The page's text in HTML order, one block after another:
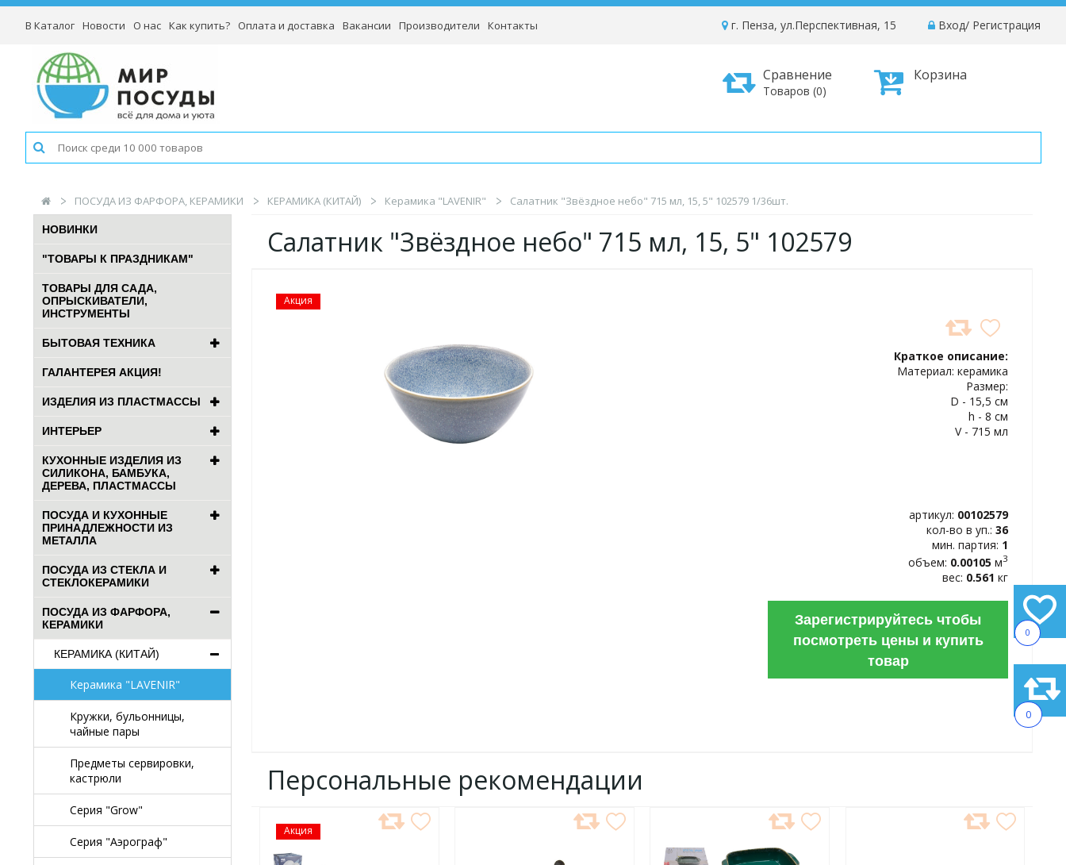
0
0
В Каталог Новости О нас Как купить? Оплата и доставка Вакансии Производители Контакты Вход/ Регистрация
г. Пенза, ул.Перспективная, 15
Корзина
Сравнение
Товаров (0)
ПОСУДА ИЗ ФАРФОРА, КЕРАМИКИ КЕРАМИКА (КИТАЙ) Керамика "LAVENIR" Салатник "Звёздное небо" 715 мл, 15, 5" 102579 1/36шт.
НОВИНКИ
"ТОВАРЫ К ПРАЗДНИКАМ"
ТОВАРЫ ДЛЯ САДА,
ОПРЫСКИВАТЕЛИ,
ИНСТРУМЕНТЫ
БЫТОВАЯ ТЕХНИКА
ГАЛАНТЕРЕЯ АКЦИЯ!
ИЗДЕЛИЯ ИЗ ПЛАСТМАССЫ
ИНТЕРЬЕР
КУХОННЫЕ ИЗДЕЛИЯ ИЗ
СИЛИКОНА, БАМБУКА,
ДЕРЕВА, ПЛАСТМАССЫ
ПОСУДА И КУХОННЫЕ
ПРИНАДЛЕЖНОСТИ ИЗ
МЕТАЛЛА
ПОСУДА ИЗ СТЕКЛА И
СТЕКЛОКЕРАМИКИ
ПОСУДА ИЗ ФАРФОРА,
КЕРАМИКИ
КЕРАМИКА (КИТАЙ)
Керамика "LAVENIR"
Кружки, бульонницы,
чайные пары
Предметы сервировки,
кастрюли
Серия "Grow"
Серия "Аэрограф"
Салатник "Звёздное небо" 715 мл, 15, 5" 102579
Акция
Краткое описание:
Материал: керамика
Размер:
D - 15,5 см
h - 8 см
V - 715 мл
артикул: 00102579
кол-во в уп.: 36
мин. партия: 1
объем: 0.00105 м3
вес: 0.561 кг
Зарегистрируйтесь чтобы
посмотреть цены и купить
товар
Персональные рекомендации
Акция
ДОБАВИТЬ
В
ИЗБРАННОЕ
ИЗБРАННОЕ